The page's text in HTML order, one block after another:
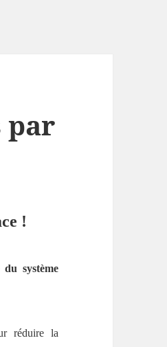
par
!
système
réduire la